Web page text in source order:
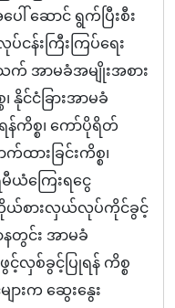
ါ် ဆောင် ရွက်ပြီးစီး
န်းကြီးကြပ်ရေး
အာမခံအမျိုးအစား
နိုင်ငံခြားအာမခံ
ကိစ္စ၊ ကော်ပိုရိတ်
ားခြင်းကိစ္စ၊
ယံကြေးရငွေ
ကိုယ်စားလှယ်လုပ်ကိုင်ခွင့်
နတွင်း အာမခံ
လှစ်ခွင့်ပြုရန် ကိစ္စ
ျားက ဆွေးနွေး